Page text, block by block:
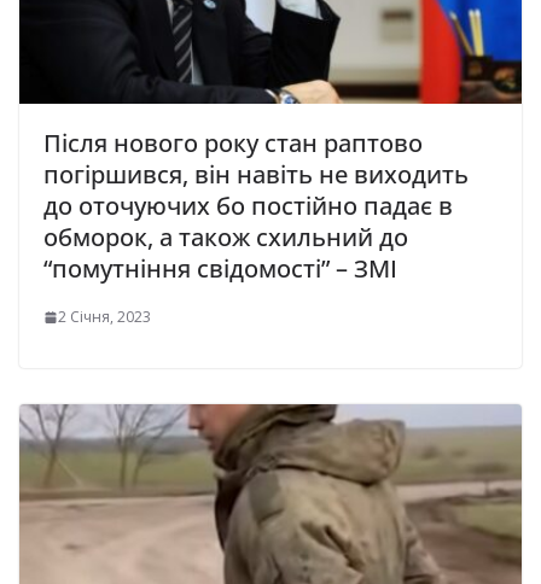
Після нового року стан раптово
погіршився, він навіть не виходить
до оточуючих бо постійно падає в
обморок, а також схильний до
“помутніння свідомості” – ЗМІ
2 Січня, 2023